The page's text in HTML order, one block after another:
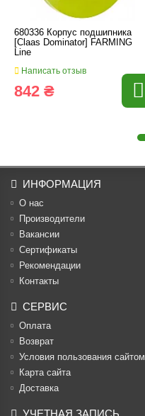
680336 Корпус подшипника
[Claas Dominator] FARMING
Line
Написать отзыв
842 ₴
ИНФОРМАЦИЯ
О нас
Производители
Вакансии
Cертификаты
Рекомендации
Контакты
СЕРВИС
Оплата
Возврат
Условия пользования сайтом
Карта сайта
Доставка
УЧЕТНАЯ ЗАПИСЬ